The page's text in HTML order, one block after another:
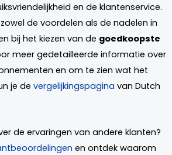
en de klantenservice.
de voordelen als de nadelen in
bij het kiezen van de goedkoopste
meer gedetailleerde informatie over
en om te zien wat het
je de vergelijkingspagina van Dutch
de ervaringen van andere klanten?
en ontdek waarom